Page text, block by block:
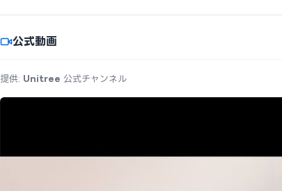
公式動画
提供: Unitree 公式チャンネル